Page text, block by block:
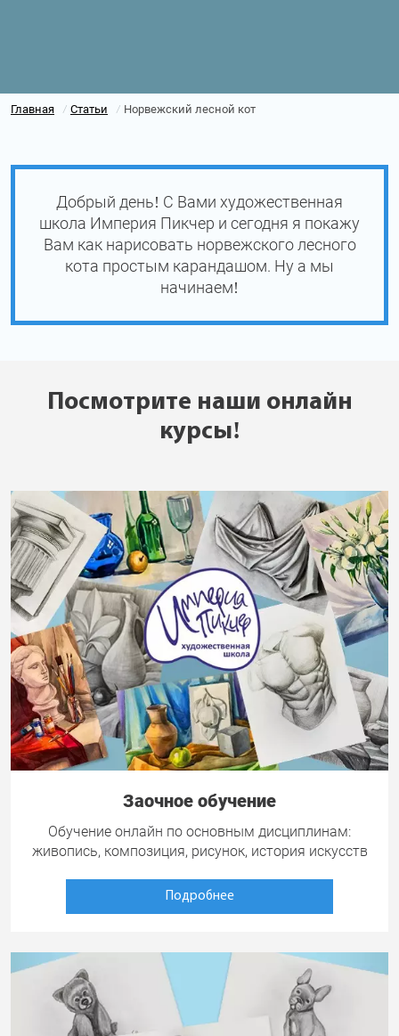
Главная / Статьи / Норвежский лесной кот
Добрый день! С Вами художественная
школа Империя Пикчер и сегодня я покажу
Вам как нарисовать норвежского лесного
кота простым карандашом. Ну а мы
начинаем!
Посмотрите наши онлайн
курсы!
Заочное обучение
Обучение онлайн по основным дисциплинам:
живопись, композиция, рисунок, история искусств
Подробнее